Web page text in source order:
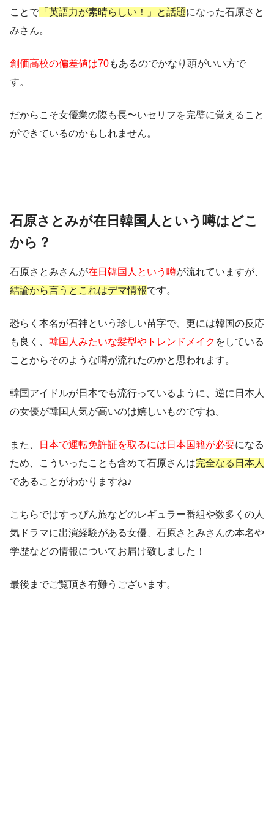
ことで 「英語力が素晴らしい！」と話題になった石原さと
みさん。
創価高校の偏差値は70もあるのでかなり頭がいい方で
す。
だからこそ女優業の際も長〜いセリフを完璧に覚えること
ができているのかもしれません。
石原さとみが在日韓国人という噂はどこ
から？
石原さとみさんが在日韓国人という噂が流れていますが、
結論から言うとこれはデマ情報です。
恐らく本名が石神という珍しい苗字で、更には韓国の反応
も良く、 韓国人みたいな髪型やトレンドメイク をしている
ことからそのような噂が流れたのかと思われます。
韓国アイドルが日本でも流行っているように、逆に日本人
の女優が韓国人気が高いのは嬉しいものですね。
また、 日本で運転免許証を取るには日本国籍が必要になる
ため、こういったことも含めて石原さんは完全なる日本人
であることがわかりますね♪
こちらではすっぴん旅などのレギュラー番組や数多くの人
気ドラマに出演経験がある女優、 石原さとみさんの本名や
学歴などの情報についてお届け致しました！
最後までご覧頂き有難うございます。